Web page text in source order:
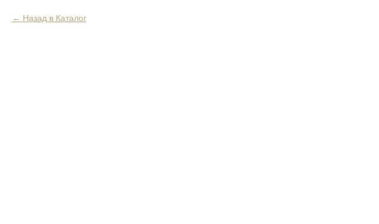
Назад в Каталог